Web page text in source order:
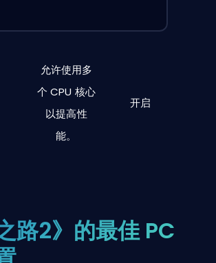
允许使用多
个 CPU 核心
以提高性
能。
开启
路2》的最佳 PC